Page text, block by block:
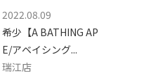
2022.08.09
希少【A BATHING AP
E/アベイシング...
瑞江店